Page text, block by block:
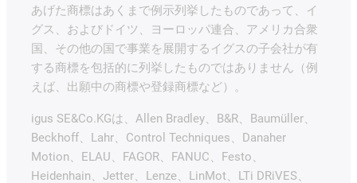
あげた商標はあくまで例示列挙したものであって、イ
グス、およびドイツ、ヨーロッパ連合、アメリカ合衆
国、その他の国で事業を展開するイグスの子会社が有
する商標を包括的に列挙したものではありません（例
えば、出願中の商標や登録商標など）。
igus SE&Co.KGは、Allen Bradley、B&R、Baumüller、
Beckhoff、Lahr、Control Techniques、Danaher
Motion、ELAU、FAGOR、FANUC、Festo、
Heidenhain、Jetter、Lenze、LinMot、LTi DRiVES、